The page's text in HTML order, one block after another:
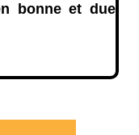
bonne et due